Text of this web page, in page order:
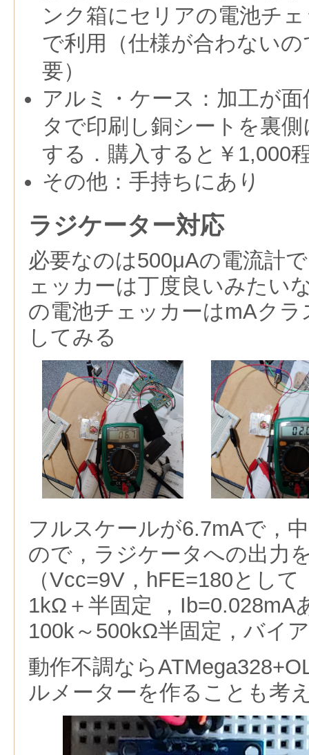
ンク箱にセリアの電池チ
で利用（仕様が合わない
要）
アルミ・ケース：加工が
タで印刷し銅シートを裏
する．購入すると￥1,000
その他：手持ちにあり
ラジケーター対応
必要なのは500μAの電流計
ェッカーは丁度良いみたい
の電池チェッカーはmAク
してみる
フルスケールが6.7mAで，
ので，ラジケータへの出力
（Vcc=9V，hFE=180とし
1kΩ＋半固定 ，Ib=0.028mA
100k～500kΩ半固定，バイ
動作不調なら
ルメーターを作ることも考